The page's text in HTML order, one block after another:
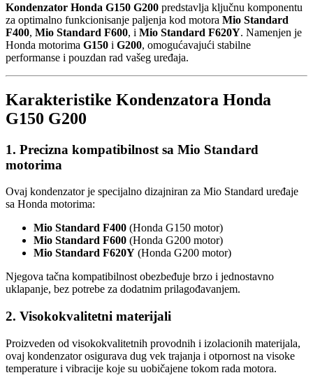
Kondenzator Honda G150 G200 predstavlja ključnu komponentu
za optimalno funkcionisanje paljenja kod motora Mio Standard
F400, Mio Standard F600, i Mio Standard F620Y. Namenjen je
Honda motorima G150 i G200, omogućavajući stabilne
performanse i pouzdan rad vašeg uređaja.
Karakteristike Kondenzatora Honda
G150 G200
1. Precizna kompatibilnost sa Mio Standard
motorima
Ovaj kondenzator je specijalno dizajniran za Mio Standard uređaje
sa Honda motorima:
Mio Standard F400 (Honda G150 motor)
Mio Standard F600 (Honda G200 motor)
Mio Standard F620Y (Honda G200 motor)
Njegova tačna kompatibilnost obezbeđuje brzo i jednostavno
uklapanje, bez potrebe za dodatnim prilagođavanjem.
2. Visokokvalitetni materijali
Proizveden od visokokvalitetnih provodnih i izolacionih materijala,
ovaj kondenzator osigurava dug vek trajanja i otpornost na visoke
temperature i vibracije koje su uobičajene tokom rada motora.